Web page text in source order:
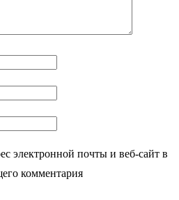
электронной почты и веб-сайт в
комментария